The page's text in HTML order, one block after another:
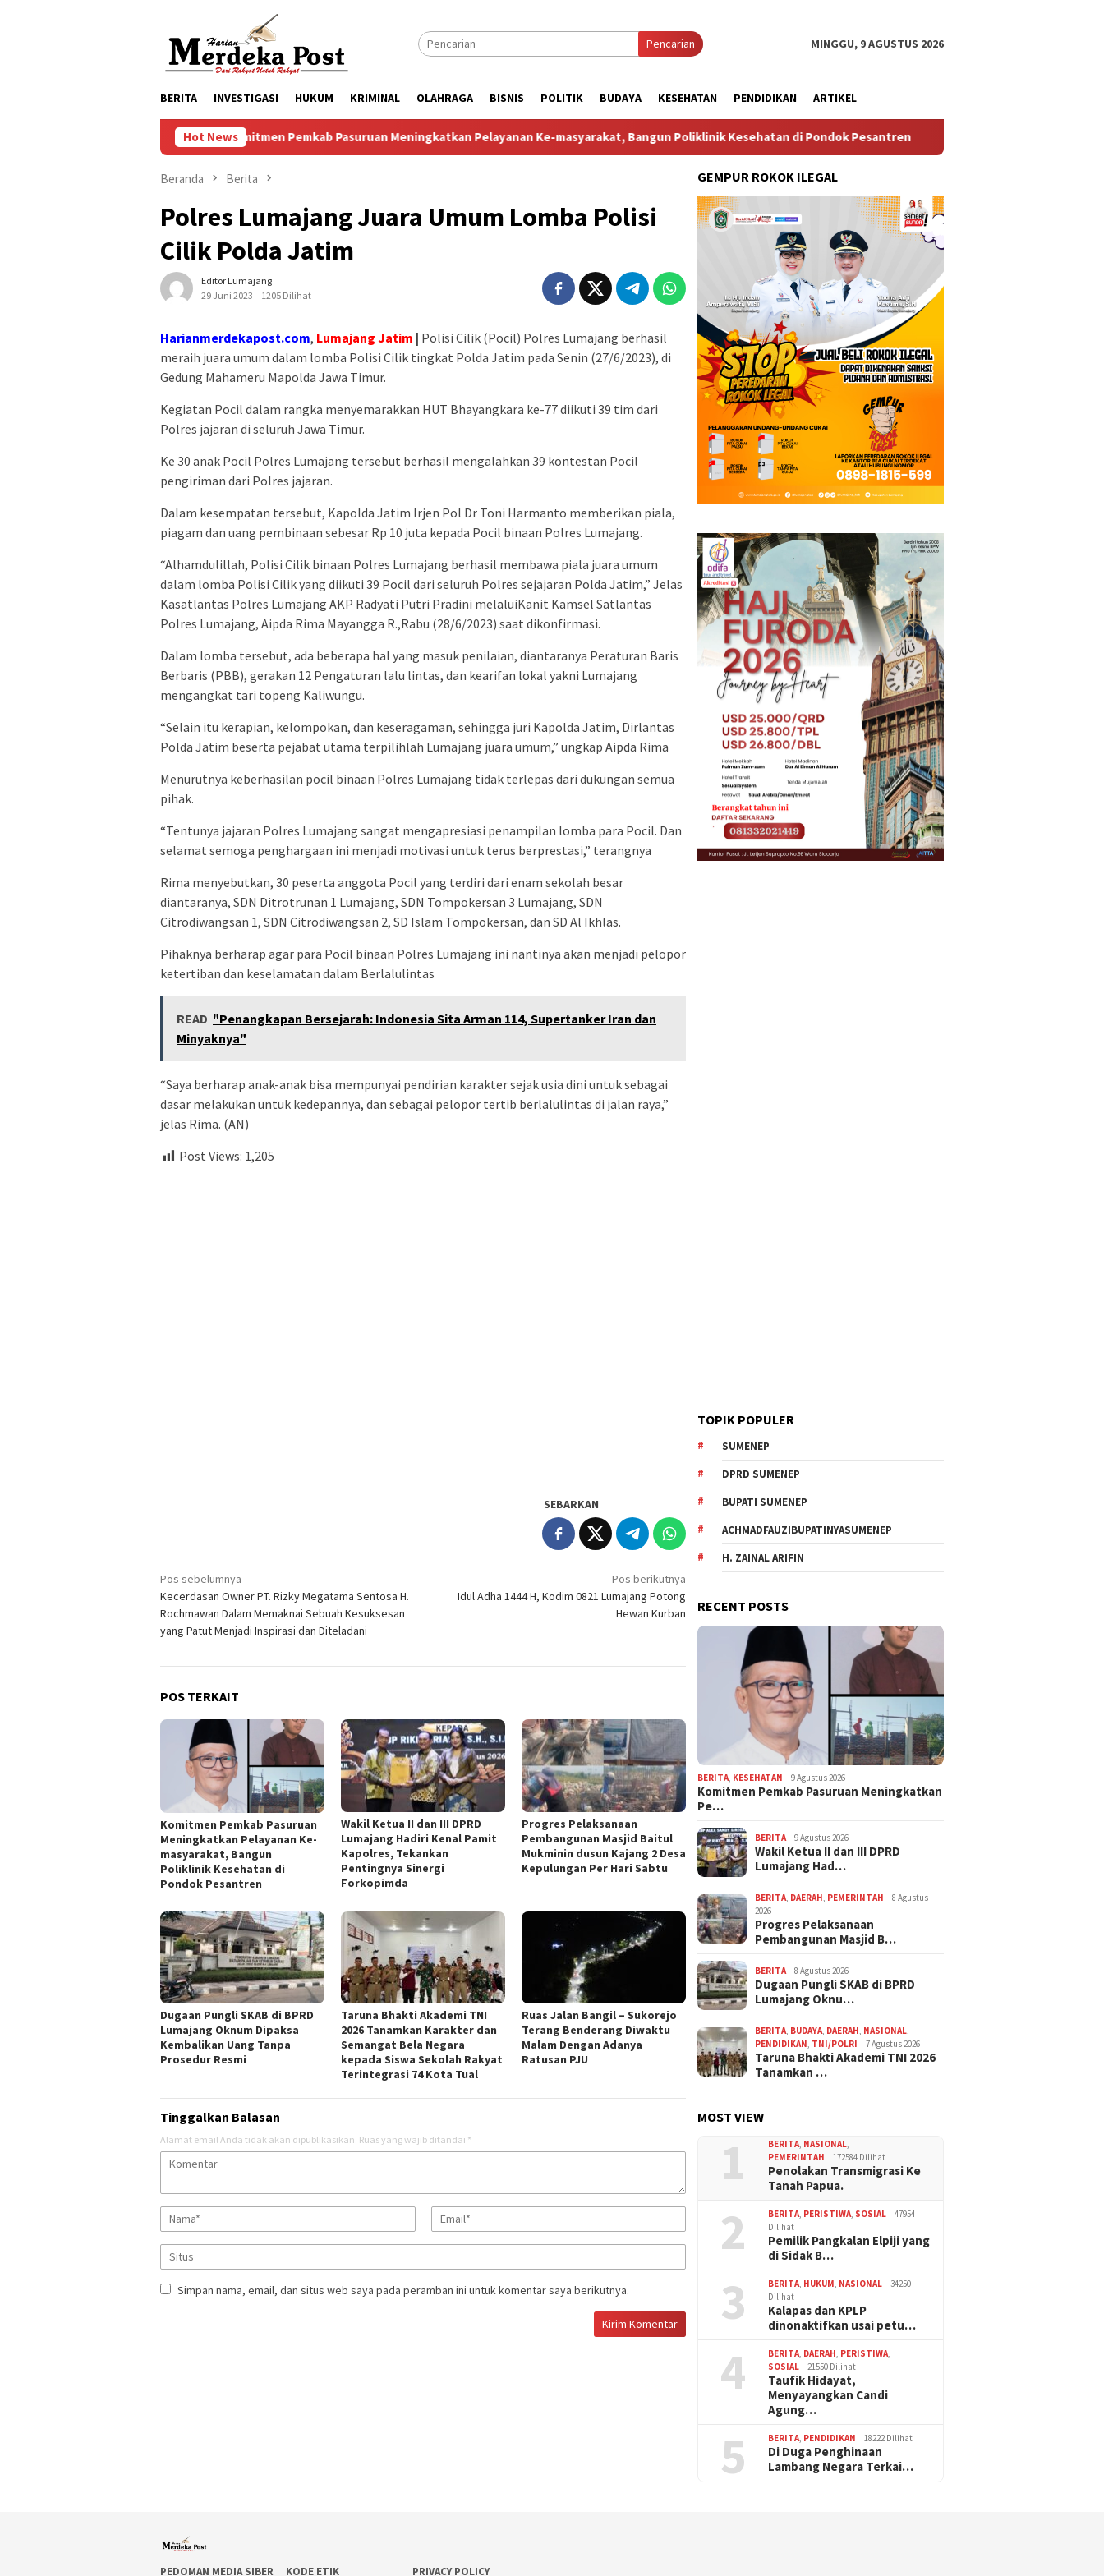
Pencarian MINGGU, 9 AGUSTUS 2026
BERITA INVESTIGASI HUKUM KRIMINAL OLAHRAGA BISNIS POLITIK BUDAYA KESEHATAN PENDIDIKAN ARTIKEL
Hot News
Komitmen Pemkab Pasuruan Meningkatkan Pelayanan Ke-masyarakat, Bangun Poliklinik Kesehatan di Pondok Pesantren Wakil Ketua II dan III DPRD Lumajang
Beranda Berita
Polres Lumajang Juara Umum Lomba Polisi
Cilik Polda Jatim
Editor Lumajang
29 Juni 2023
1205 Dilihat
Harianmerdekapost.com, Lumajang Jatim | Polisi Cilik (Pocil) Polres Lumajang berhasil
meraih juara umum dalam lomba Polisi Cilik tingkat Polda Jatim pada Senin (27/6/2023), di
Gedung Mahameru Mapolda Jawa Timur.
Kegiatan Pocil dalam rangka menyemarakkan HUT Bhayangkara ke-77 diikuti 39 tim dari
Polres jajaran di seluruh Jawa Timur.
Ke 30 anak Pocil Polres Lumajang tersebut berhasil mengalahkan 39 kontestan Pocil
pengiriman dari Polres jajaran.
Dalam kesempatan tersebut, Kapolda Jatim Irjen Pol Dr Toni Harmanto memberikan piala,
piagam dan uang pembinaan sebesar Rp 10 juta kepada Pocil binaan Polres Lumajang.
“Alhamdulillah, Polisi Cilik binaan Polres Lumajang berhasil membawa piala juara umum
dalam lomba Polisi Cilik yang diikuti 39 Pocil dari seluruh Polres sejajaran Polda Jatim,” Jelas
Kasatlantas Polres Lumajang AKP Radyati Putri Pradini melaluiKanit Kamsel Satlantas
Polres Lumajang, Aipda Rima Mayangga R.,Rabu (28/6/2023) saat dikonfirmasi.
Dalam lomba tersebut, ada beberapa hal yang masuk penilaian, diantaranya Peraturan Baris
Berbaris (PBB), gerakan 12 Pengaturan lalu lintas, dan kearifan lokal yakni Lumajang
mengangkat tari topeng Kaliwungu.
“Selain itu kerapian, kelompokan, dan keseragaman, sehingga juri Kapolda Jatim, Dirlantas
Polda Jatim beserta pejabat utama terpilihlah Lumajang juara umum,” ungkap Aipda Rima
Menurutnya keberhasilan pocil binaan Polres Lumajang tidak terlepas dari dukungan semua
pihak.
“Tentunya jajaran Polres Lumajang sangat mengapresiasi penampilan lomba para Pocil. Dan
selamat semoga penghargaan ini menjadi motivasi untuk terus berprestasi,” terangnya
Rima menyebutkan, 30 peserta anggota Pocil yang terdiri dari enam sekolah besar
diantaranya, SDN Ditrotrunan 1 Lumajang, SDN Tompokersan 3 Lumajang, SDN
Citrodiwangsan 1, SDN Citrodiwangsan 2, SD Islam Tompokersan, dan SD Al Ikhlas.
Pihaknya berharap agar para Pocil binaan Polres Lumajang ini nantinya akan menjadi pelopor
ketertiban dan keselamatan dalam Berlalulintas
READ "Penangkapan Bersejarah: Indonesia Sita Arman 114, Supertanker Iran dan
Minyaknya"
“Saya berharap anak-anak bisa mempunyai pendirian karakter sejak usia dini untuk sebagai
dasar melakukan untuk kedepannya, dan sebagai pelopor tertib berlalulintas di jalan raya,”
jelas Rima. (AN)
Post Views: 1,205
SEBARKAN
Navigasi
pos
Pos sebelumnya
Kecerdasan Owner PT. Rizky Megatama Sentosa H.
Rochmawan Dalam Memaknai Sebuah Kesuksesan
yang Patut Menjadi Inspirasi dan Diteladani
Pos berikutnya
Idul Adha 1444 H, Kodim 0821 Lumajang Potong
Hewan Kurban
POS TERKAIT
Komitmen Pemkab Pasuruan
Meningkatkan Pelayanan Ke-
masyarakat, Bangun
Poliklinik Kesehatan di
Pondok Pesantren
Wakil Ketua II dan III DPRD
Lumajang Hadiri Kenal Pamit
Kapolres, Tekankan
Pentingnya Sinergi
Forkopimda
Progres Pelaksanaan
Pembangunan Masjid Baitul
Mukminin dusun Kajang 2 Desa
Kepulungan Per Hari Sabtu
Dugaan Pungli SKAB di BPRD
Lumajang Oknum Dipaksa
Kembalikan Uang Tanpa
Prosedur Resmi
Taruna Bhakti Akademi TNI
2026 Tanamkan Karakter dan
Semangat Bela Negara
kepada Siswa Sekolah Rakyat
Terintegrasi 74 Kota Tual
Ruas Jalan Bangil – Sukorejo
Terang Benderang Diwaktu
Malam Dengan Adanya
Ratusan PJU
Tinggalkan Balasan
Alamat email Anda tidak akan dipublikasikan. Ruas yang wajib ditandai *
Simpan nama, email, dan situs web saya pada peramban ini untuk komentar saya berikutnya.
GEMPUR ROKOK ILEGAL
TOPIK POPULER
SUMENEP
DPRD SUMENEP
BUPATI SUMENEP
ACHMADFAUZIBUPATINYASUMENEP
H. ZAINAL ARIFIN
RECENT POSTS
BERITA, KESEHATAN 9 Agustus 2026
Komitmen Pemkab Pasuruan Meningkatkan
Pe…
BERITA 9 Agustus 2026
Wakil Ketua II dan III DPRD
Lumajang Had…
BERITA, DAERAH, PEMERINTAH
8 Agustus
2026
Progres Pelaksanaan
Pembangunan Masjid B…
BERITA 8 Agustus 2026
Dugaan Pungli SKAB di BPRD
Lumajang Oknu…
BERITA, BUDAYA, DAERAH, NASIONAL,
PENDIDIKAN, TNI/POLRI 7 Agustus 2026
Taruna Bhakti Akademi TNI 2026
Tanamkan …
MOST VIEW
1 BERITA, NASIONAL,
PEMERINTAH
172584 Dilihat
Penolakan Transmigrasi Ke
Tanah Papua.
2 BERITA, PERISTIWA, SOSIAL
47954
Dilihat
Pemilik Pangkalan Elpiji yang
di Sidak B…
3 BERITA, HUKUM, NASIONAL
34250
Dilihat
Kalapas dan KPLP
dinonaktifkan usai petu…
4 BERITA, DAERAH, PERISTIWA,
SOSIAL
21550 Dilihat
Taufik Hidayat,
Menyayangkan Candi
Agung…
5 BERITA, PENDIDIKAN 18222 Dilihat
Di Duga Penghinaan
Lambang Negara Terkai…
PEDOMAN MEDIA SIBER KODE ETIK PRIVACY POLICY